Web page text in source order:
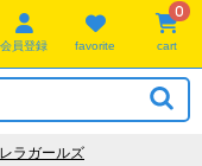
会員登録 favorite
0
cart
ラガールズ